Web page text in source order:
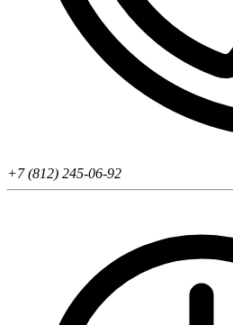
+7 (812) 245-06-92